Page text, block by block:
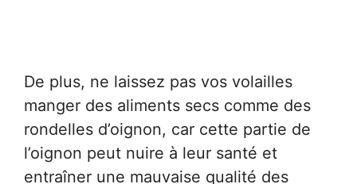
De plus, ne laissez pas vos volailles
manger des aliments secs comme des
rondelles d’oignon, car cette partie de
l’oignon peut nuire à leur santé et
entraîner une mauvaise qualité des